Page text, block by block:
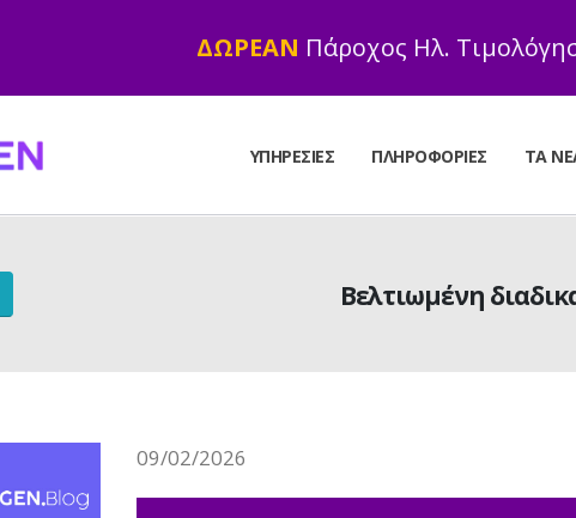
ΔΩΡΕΑΝ Πάροχος Ηλ.
ΥΠΗΡΕΣΊΕΣ ΠΛΗΡΟΦΟΡΊΕΣ ΤΑ
Βελτιωμένη
09/02/2026